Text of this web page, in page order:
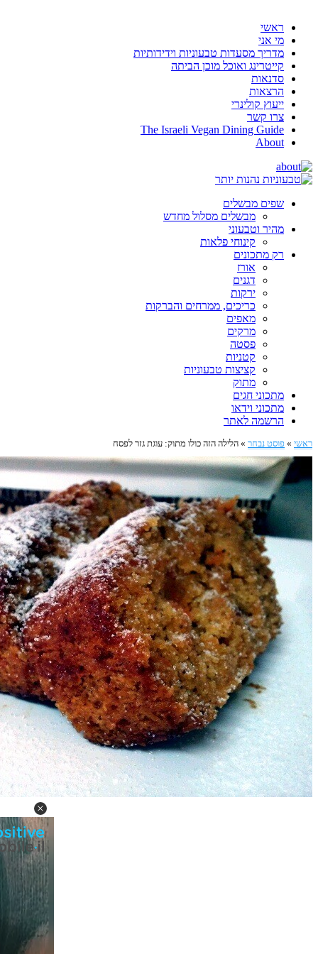
ראשי
מי אני
מדריך מסעדות טבעוניות וידידותיות
קייטרינג ואוכל מוכן הביתה
סדנאות
הרצאות
ייעוץ קולינרי
צרו קשר
The Israeli Vegan Dining Guide
About
שפים מבשלים
מבשלים מסלול מחדש
מהיר וטבעוני
קינוחי פלאות
רק מתכונים
אורז
דגנים
ירקות
כריכים, ממרחים והברקות
מאפים
מרקים
פסטה
קטניות
קציצות טבעוניות
מתוק
מתכוני חגים
מתכוני וידאו
הרשמה לאתר
ראשי » פוסט נבחר » הלילה הזה כולו מתוק: עוגת גזר לפסח